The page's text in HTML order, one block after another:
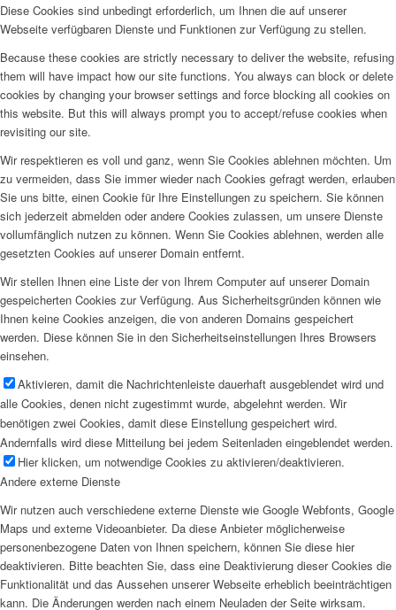
Diese Cookies sind unbedingt erforderlich, um Ihnen die auf unserer
Webseite verfügbaren Dienste und Funktionen zur Verfügung zu stellen.
Because these cookies are strictly necessary to deliver the website, refusing
them will have impact how our site functions. You always can block or delete
cookies by changing your browser settings and force blocking all cookies on
this website. But this will always prompt you to accept/refuse cookies when
revisiting our site.
Wir respektieren es voll und ganz, wenn Sie Cookies ablehnen möchten. Um
zu vermeiden, dass Sie immer wieder nach Cookies gefragt werden, erlauben
Sie uns bitte, einen Cookie für Ihre Einstellungen zu speichern. Sie können
sich jederzeit abmelden oder andere Cookies zulassen, um unsere Dienste
vollumfänglich nutzen zu können. Wenn Sie Cookies ablehnen, werden alle
gesetzten Cookies auf unserer Domain entfernt.
Wir stellen Ihnen eine Liste der von Ihrem Computer auf unserer Domain
gespeicherten Cookies zur Verfügung. Aus Sicherheitsgründen können wie
Ihnen keine Cookies anzeigen, die von anderen Domains gespeichert
werden. Diese können Sie in den Sicherheitseinstellungen Ihres Browsers
einsehen.
Aktivieren, damit die Nachrichtenleiste dauerhaft ausgeblendet wird und
alle Cookies, denen nicht zugestimmt wurde, abgelehnt werden. Wir
benötigen zwei Cookies, damit diese Einstellung gespeichert wird.
Andernfalls wird diese Mitteilung bei jedem Seitenladen eingeblendet werden.
Hier klicken, um notwendige Cookies zu aktivieren/deaktivieren.
Andere externe Dienste
Wir nutzen auch verschiedene externe Dienste wie Google Webfonts, Google
Maps und externe Videoanbieter. Da diese Anbieter möglicherweise
personenbezogene Daten von Ihnen speichern, können Sie diese hier
deaktivieren. Bitte beachten Sie, dass eine Deaktivierung dieser Cookies die
Funktionalität und das Aussehen unserer Webseite erheblich beeinträchtigen
kann. Die Änderungen werden nach einem Neuladen der Seite wirksam.